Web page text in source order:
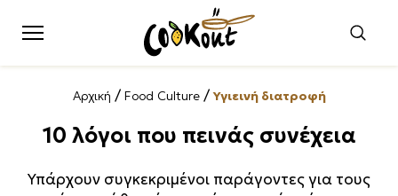
Αρχική / Food Culture/Υγιεινή διατροφή
10 λόγοι που πεινάς συνέχεια
Υπάρχουν συγκεκριμένοι παράγοντες για τους